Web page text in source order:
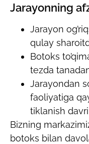
Jarayonning
Jarayon
qulay
Botoks
tezda
Jarayondan
faoliyatiga
tiklanish
Bizning
botoks bilan